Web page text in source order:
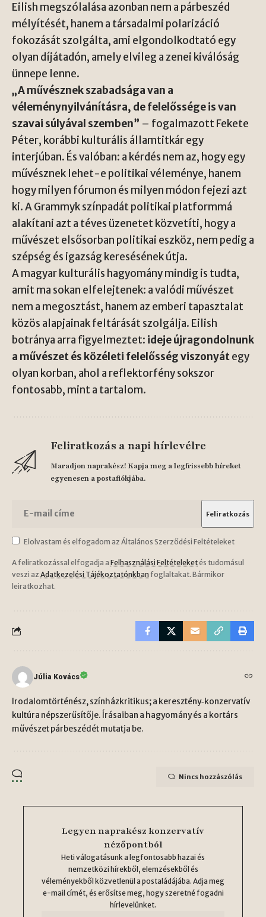
Eilish megszólalása azonban nem a párbeszéd
mélyítését, hanem a társadalmi polarizáció
fokozását szolgálta, ami elgondolkodtató egy
olyan díjátadón, amely elvileg a zenei kiválóság
ünnepe lenne.
„A művésznek szabadsága van a
véleménynyilvánításra, de felelőssége is van
szavai súlyával szemben” – fogalmazott Fekete
Péter, korábbi kulturális államtitkár egy
interjúban. És valóban: a kérdés nem az, hogy egy
művésznek lehet-e politikai véleménye, hanem
hogy milyen fórumon és milyen módon fejezi azt
ki. A Grammyk színpadát politikai platformmá
alakítani azt a téves üzenetet közvetíti, hogy a
művészet elsősorban politikai eszköz, nem pedig a
szépség és igazság keresésének útja.
A magyar kulturális hagyomány mindig is tudta,
amit ma sokan elfelejtenek: a valódi művészet
nem a megosztást, hanem az emberi tapasztalat
közös alapjainak feltárását szolgálja. Eilish
botránya arra figyelmeztet: ideje újragondolnunk
a művészet és közéleti felelősség viszonyátegy
olyan korban, ahol a reflektorfény sokszor
fontosabb, mint a tartalom.
Feliratkozás a napi hírlevélre
Maradjon naprakész! Kapja meg a legfrissebb híreket
egyenesen a postafiókjába.
Elolvastam és elfogadom az Általános Szerződési Feltételeket
A feliratkozással elfogadja a Felhasználási Feltételeketés tudomásul
veszi az Adatkezelési Tájékoztatónkban foglaltakat. Bármikor
leiratkozhat.
Júlia Kovács
Irodalomtörténész, színházkritikus; a keresztény‑konzervatív
kultúra népszerűsítője. Írásaiban a hagyomány és a kortárs
művészet párbeszédét mutatja be.
Nincs hozzászólás
Legyen naprakész konzervatív
nézőpontból
Heti válogatásunk a legfontosabb hazai és
nemzetközi hírekből, elemzésekből és
véleményekből közvetlenül a postaládájába. Adja meg
e-mail címét, és erősítse meg, hogy szeretné fogadni
hírlevelünket.